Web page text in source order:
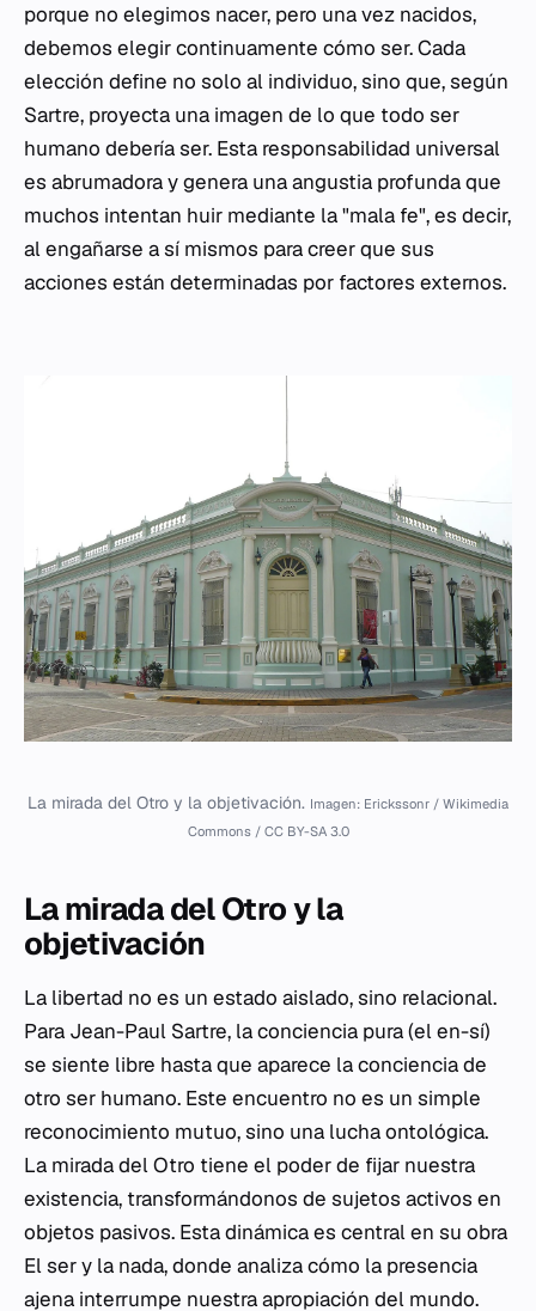
porque no elegimos nacer, pero una vez nacidos,
debemos elegir continuamente cómo ser. Cada
elección define no solo al individuo, sino que, según
Sartre, proyecta una imagen de lo que todo ser
humano debería ser. Esta responsabilidad universal
es abrumadora y genera una angustia profunda que
muchos intentan huir mediante la "mala fe", es decir,
al engañarse a sí mismos para creer que sus
acciones están determinadas por factores externos.
La mirada del Otro y la objetivación. Imagen: Erickssonr / Wikimedia
Commons / CC BY-SA 3.0
La mirada del Otro y la
objetivación
La libertad no es un estado aislado, sino relacional.
Para Jean-Paul Sartre, la conciencia pura (elen-sí)
se siente libre hasta que aparece la conciencia de
otro ser humano. Este encuentro no es un simple
reconocimiento mutuo, sino una lucha ontológica.
La mirada del Otro tiene el poder de fijar nuestra
existencia, transformándonos de sujetos activos en
objetos pasivos. Esta dinámica es central en su obra
El ser y la nada, donde analiza cómo la presencia
ajena interrumpe nuestra apropiación del mundo.